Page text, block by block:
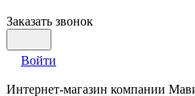
Заказать звонок
Войти
Интернет-магазин компании